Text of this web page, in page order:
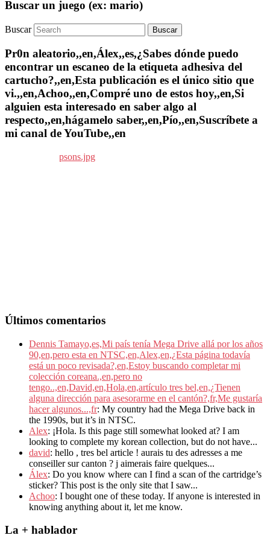
Buscar un juego (ex: mario)
Buscar
Pr0n aleatorio,,en,Álex,,es,¿Sabes dónde puedo
encontrar un escaneo de la etiqueta adhesiva del
cartucho?,,en,Esta publicación es el único sitio que
vi.,,en,Achoo,,en,Compré uno de estos hoy,,en,Si
alguien esta interesado en saber algo al
respecto,,en,hágamelo saber,,en,Pío,,en,Suscríbete a
mi canal de YouTube,,en
Últimos comentarios
Dennis Tamayo,es,Mi país tenía Mega Drive allá por los años
90,en,pero esta en NTSC,en,Alex,en,¿Esta página todavía
está un poco revisada?,en,Estoy buscando completar mi
colección coreana.,en,pero no
tengo..,en,David,en,Hola,en,artículo tres bel,en,¿Tienen
alguna dirección para asesorarme en el cantón?,fr,Me gustaría
hacer algunos...,fr: My country had the Mega Drive back in
the 1990s, but it’s in NTSC.
Alex: ¡Hola. Is this page still somewhat looked at? I am
looking to complete my korean collection, but do not have...
david: hello , tres bel article ! aurais tu des adresses a me
conseiller sur canton ? j aimerais faire quelques...
Álex: Do you know where can I find a scan of the cartridge’s
sticker? This post is the only site that I saw...
Achoo: I bought one of these today. If anyone is interested in
knowing anything about it, let me know.
La + hablador